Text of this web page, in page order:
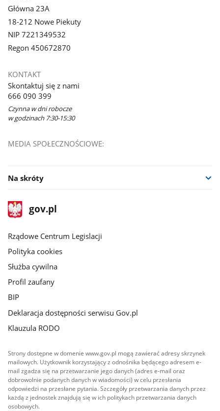
Główna 23A
18-212 Nowe Piekuty
NIP 7221349532
Regon 450672870
KONTAKT
Skontaktuj się z nami
666 090 399
Czynna w dni robocze
w godzinach 7:30-15:30
MEDIA SPOŁECZNOŚCIOWE:
Na skróty
stopka
gov.plStrona
gov.pl
Rządowe Centrum Legislacji
Polityka cookies
Służba cywilna
Profil zaufany
BIP
Deklaracja dostępności serwisu Gov.pl
Klauzula RODO
Strony dostępne w domenie www.gov.pl mogą zawierać adresy skrzynek
mailowych. Użytkownik korzystający z odnośnika będącego adresem e-
mail zgadza się na przetwarzanie jego danych (adres e-mail oraz
dobrowolnie podanych danych w wiadomości) w celu przesłania
odpowiedzi na przesłane pytania. Szczegóły przetwarzania danych przez
każdą z jednostek znajdują się w ich politykach przetwarzania danych
osobowych.